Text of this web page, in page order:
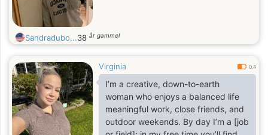
Sandradubo...38 år gammel
Virginia 0.4
I’m a creative, down-to-earth
woman who enjoys a balanced life
meaningful work, close friends, and
outdoor weekends. By day I’m a [job